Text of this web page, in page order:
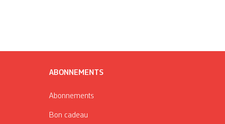
ABONNEMENTS
Abonnements
Bon cadeau